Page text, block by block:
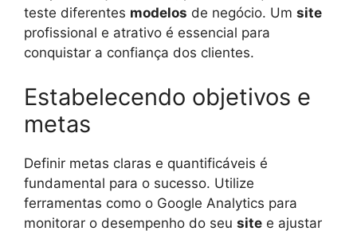
teste diferentes modelos de negócio. Um site
profissional e atrativo é essencial para
conquistar a confiança dos clientes.
Estabelecendo objetivos e
metas
Definir metas claras e quantificáveis é
fundamental para o sucesso. Utilize
ferramentas como o Google Analytics para
monitorar o desempenho do seu site e ajustar